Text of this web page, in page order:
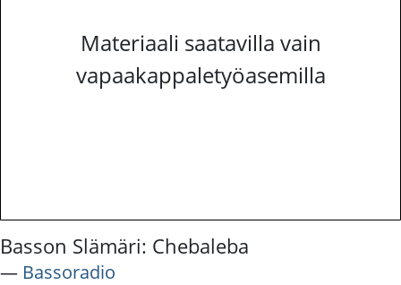
Materiaali saatavilla vain
vapaakappaletyöasemilla
Basson Slämäri: Chebaleba
― Bassoradio